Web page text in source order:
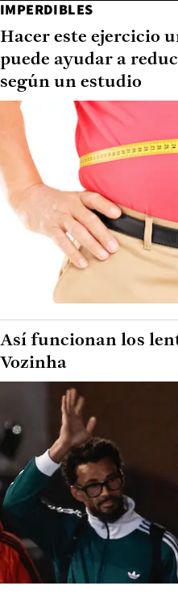
IMPERDIBLES
Hacer este ejercicio
puede ayudar a
según un estudio
Así funcionan los
Vozinha